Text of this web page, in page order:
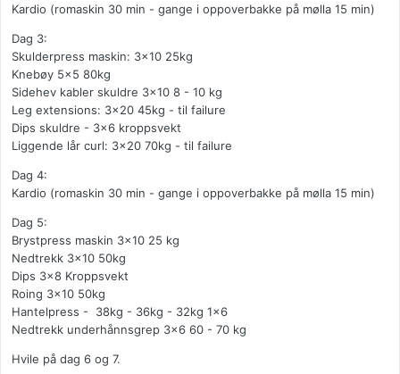
Kardio (romaskin 30 min - gange i oppoverbakke på mølla 15 min)
Dag 3:
Skulderpress maskin: 3x10 25kg
Knebøy 5x5 80kg
Sidehev kabler skuldre 3x10 8 - 10 kg
Leg extensions: 3x20 45kg - til failure
Dips skuldre - 3x6 kroppsvekt
Liggende lår curl: 3x20 70kg - til failure
Dag 4:
Kardio (romaskin 30 min - gange i oppoverbakke på mølla 15 min)
Dag 5:
Brystpress maskin 3x10 25 kg
Nedtrekk 3x10 50kg
Dips 3x8 Kroppsvekt
Roing 3x10 50kg
Hantelpress - 38kg - 36kg - 32kg 1x6
Nedtrekk underhånnsgrep 3x6 60 - 70 kg
Hvile på dag 6 og 7.